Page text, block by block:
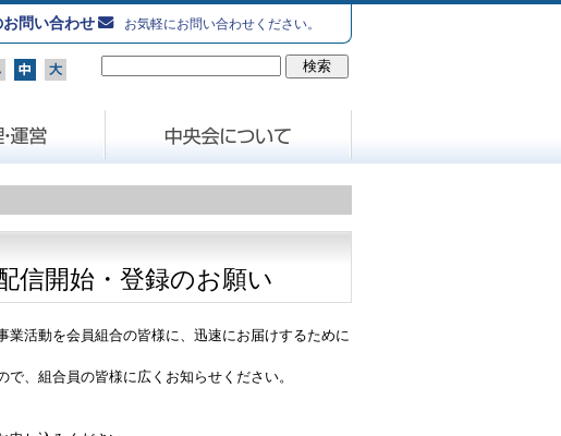
お問い合わせ お気軽にお問い合わせください。
信開始・登録のお願い
活動を会員組合の皆様に、迅速にお届けするために
、組合員の皆様に広くお知らせください。